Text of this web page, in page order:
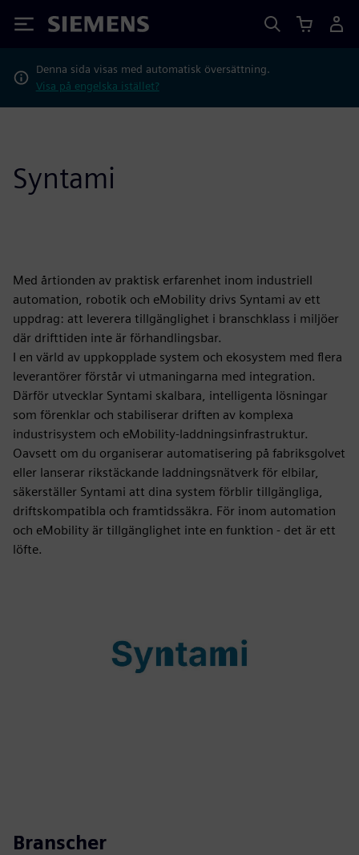
Siemens
Denna sida visas med automatisk översättning.
Visa på engelska istället?
Syntami
Med årtionden av praktisk erfarenhet inom industriell
automation, robotik och eMobility drivs Syntami av ett
uppdrag: att leverera tillgänglighet i branschklass i miljöer
där drifttiden inte är förhandlingsbar.
I en värld av uppkopplade system och ekosystem med flera
leverantörer förstår vi utmaningarna med integration.
Därför utvecklar Syntami skalbara, intelligenta lösningar
som förenklar och stabiliserar driften av komplexa
industrisystem och eMobility-laddningsinfrastruktur.
Oavsett om du organiserar automatisering på fabriksgolvet
eller lanserar rikstäckande laddningsnätverk för elbilar,
säkerställer Syntami att dina system förblir tillgängliga,
driftskompatibla och framtidssäkra. För inom automation
och eMobility är tillgänglighet inte en funktion - det är ett
löfte.
Branscher